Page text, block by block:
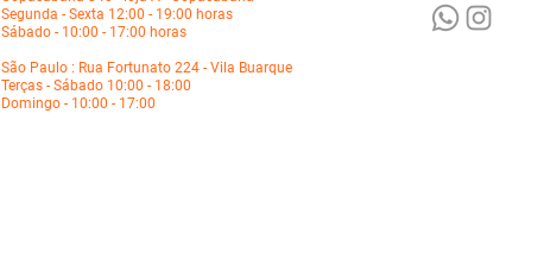
Segunda - Sexta 12:00 - 19:00 horas
Sábado - 10:00 - 17:00 horas
São Paulo : Rua Fortunato 224 - Vila Buarque
Terças - Sábado 10:00 - 18:00
Domingo - 10:00 - 17:00